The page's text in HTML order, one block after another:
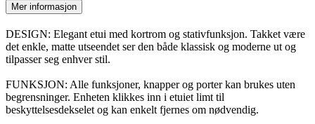
Mer informasjon
DESIGN: Elegant etui med kortrom og stativfunksjon. Takket være
det enkle, matte utseendet ser den både klassisk og moderne ut og
tilpasser seg enhver stil.
FUNKSJON: Alle funksjoner, knapper og porter kan brukes uten
begrensninger. Enheten klikkes inn i etuiet limt til
beskyttelsesdekselet og kan enkelt fjernes om nødvendig.